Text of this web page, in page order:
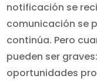
notificación se
comunicación se
continúa. Pero
pueden ser
oportunidades